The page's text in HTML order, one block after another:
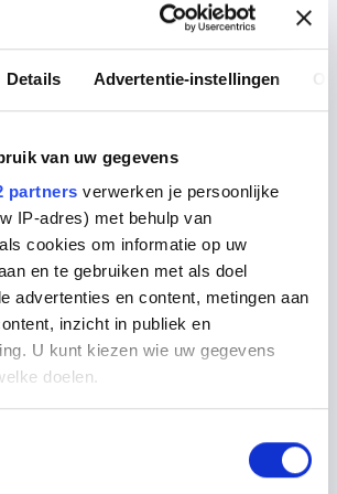
Details Advertentie-instellingen
van uw gegevens
partners verwerken je persoonlijke
IP-adres) met behulp van
cookies om informatie op uw
en te gebruiken met als doel
advertenties en content, metingen aan
inzicht in publiek en
U kunt kiezen wie uw gegevens
doelen.
over uw geografische locatie,
e
conversie-
en de
advertentieb
anners op
de website -
Dit dient om
de
relevantie
van de
advertenties
op de
Per
man